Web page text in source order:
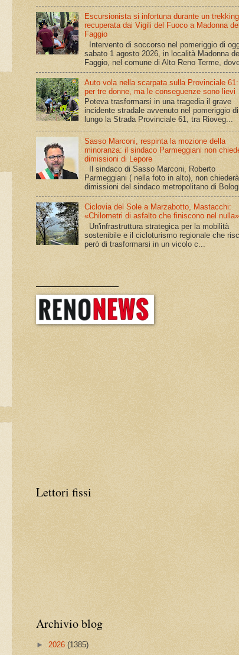
Escursionista si infortuna durante un
recuperata dai Vigili del Fuoco a Madonna
Faggio
Intervento di soccorso nel pomeriggio di
sabato 1 agosto 2026, in località Madonna
Faggio, nel comune di Alto Reno Terme,
Auto vola nella scarpata sulla Provinciale
per tre donne, ma le conseguenze sono lievi
Poteva trasformarsi in una tragedia il grave
incidente stradale avvenuto nel pomeriggio
lungo la Strada Provinciale 61, tra Rioveg...
Sasso Marconi, respinta la mozione della
minoranza: il sindaco Parmeggiani non
dimissioni di Lepore
Il sindaco di Sasso Marconi, Roberto
Parmeggiani ( nella foto in alto), non
dimissioni del sindaco metropolitano di
Ciclovia del Sole a Marzabotto, Mastacchi:
«Chilometri di asfalto che finiscono nel nulla»
Un'infrastruttura strategica per la mobilità
sostenibile e il cicloturismo regionale che
però di trasformarsi in un vicolo c...
Lettori fissi
Archivio blog
► 2026 (1385)